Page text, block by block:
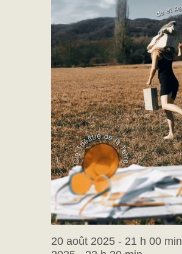
20 août 2025 - 21 h 00 min